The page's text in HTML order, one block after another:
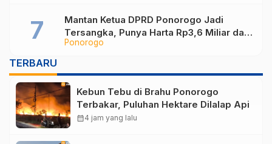
Ponorogo
Mantan Ketua DPRD Ponorogo Jadi
Tersangka, Punya Harta Rp3,6 Miliar dan
Utang Rp1,4 Miliar
TERBARU
Kebun Tebu di Brahu Ponorogo
Terbakar, Puluhan Hektare Dilalap Api
calendar_month4 jam yang lalu